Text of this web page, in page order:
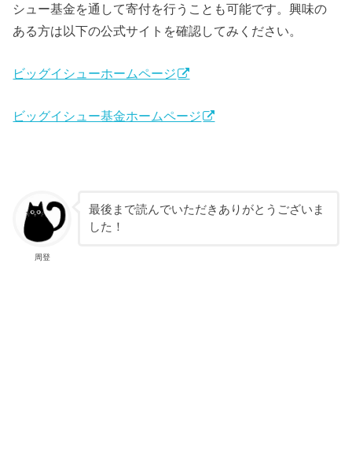
シュー基金を通して寄付を行うことも可能です。興味の
ある方は以下の公式サイトを確認してみください。
ビッグイシューホームページ
ビッグイシュー基金ホームページ
周登
最後まで読んでいただきありがとうございま
した！